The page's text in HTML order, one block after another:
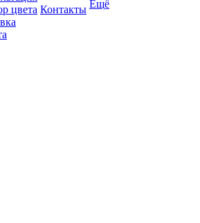
цвета Контакты Ещё